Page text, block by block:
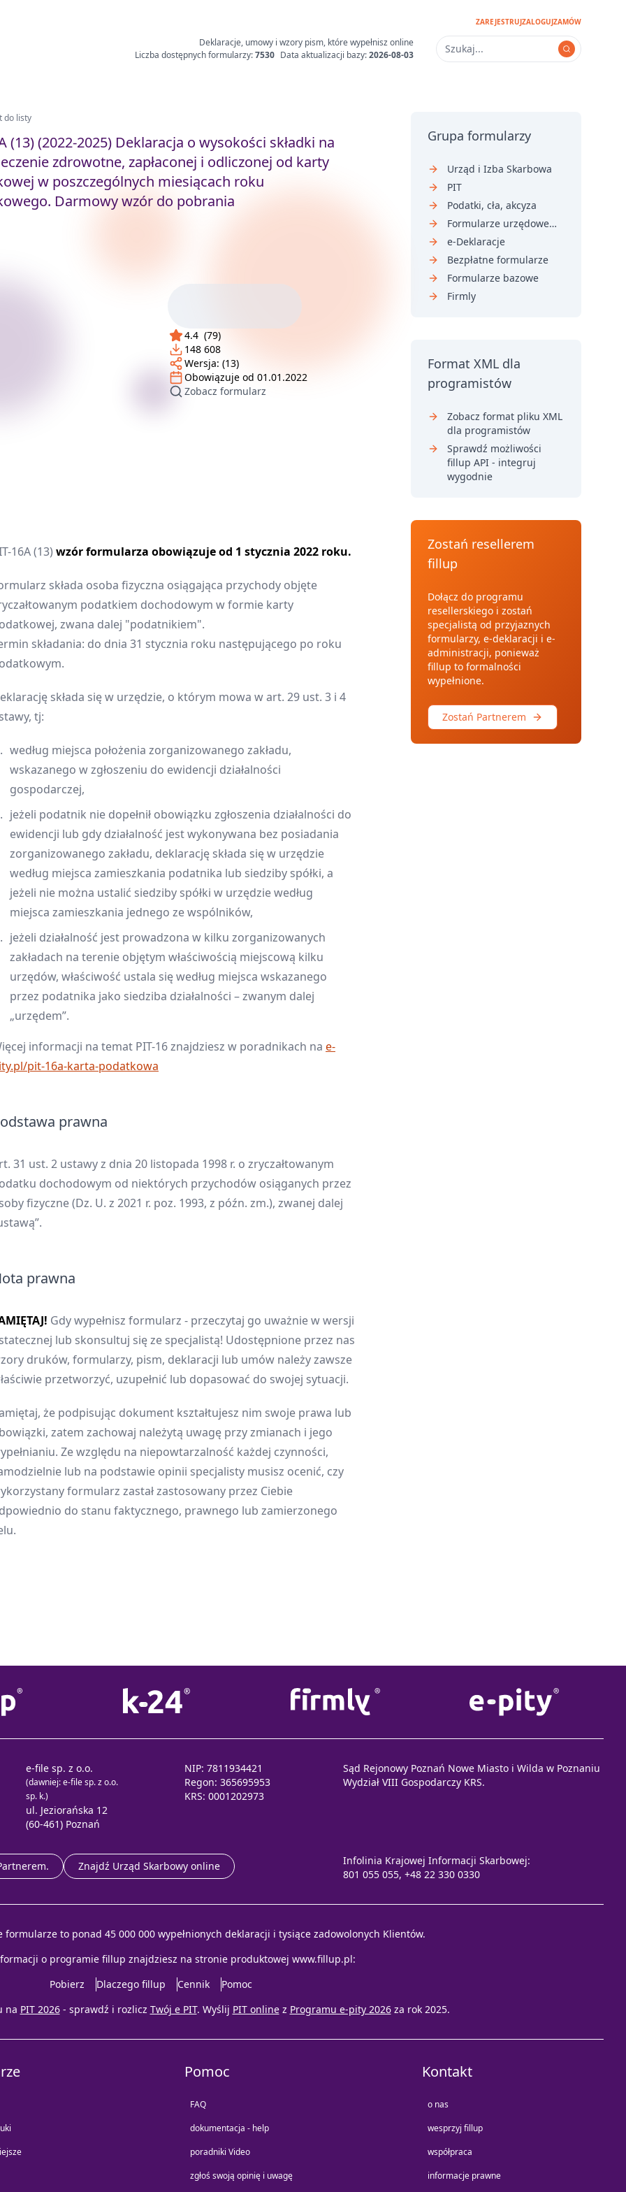
ZAREJESTRUJZALOGUJZAMÓW
Deklaracje, umowy i wzory pism, które wypełnisz online
Liczba dostępnych formularzy:7530 Data aktualizacji bazy:2026-08-03
do listy
(13) (2022-2025) Deklaracja o wysokości składki na
zdrowotne, zapłaconej i odliczonej od karty
w poszczególnych miesiącach roku
Darmowy wzór do pobrania
4.4 (79)
148 608
Wersja: (13)
Obowiązuje od 01.01.2022
Zobacz formularz
16A (13) wzór formularza obowiązuje od 1 stycznia 2022 roku.
składa osoba fizyczna osiągająca przychody objęte
podatkiem dochodowym w formie karty
zwana dalej "podatnikiem".
składania: do dnia 31 stycznia roku następującego po roku
składa się w urzędzie, o którym mowa w art. 29 ust. 3 i 4
tj:
według miejsca położenia zorganizowanego zakładu,
wskazanego w zgłoszeniu do ewidencji działalności
gospodarczej,
jeżeli podatnik nie dopełnił obowiązku zgłoszenia działalności do
ewidencji lub gdy działalność jest wykonywana bez posiadania
zorganizowanego zakładu, deklarację składa się w urzędzie
według miejsca zamieszkania podatnika lub siedziby spółki, a
jeżeli nie można ustalić siedziby spółki w urzędzie według
miejsca zamieszkania jednego ze wspólników,
jeżeli działalność jest prowadzona w kilku zorganizowanych
zakładach na terenie objętym właściwością miejscową kilku
urzędów, właściwość ustala się według miejsca wskazanego
przez podatnika jako siedziba działalności – zwanym dalej
„urzędem”.
informacji na temat PIT-16 znajdziesz w poradnikach na e-
pit-16a-karta-podatkowa
prawna
31 ust. 2 ustawy z dnia 20 listopada 1998 r. o zryczałtowanym
dochodowym od niektórych przychodów osiąganych przez
fizyczne (Dz. U. z 2021 r. poz. 1993, z późn. zm.), zwanej dalej
prawna
Gdy wypełnisz formularz - przeczytaj go uważnie w wersji
lub skonsultuj się ze specjalistą! Udostępnione przez nas
druków, formularzy, pism, deklaracji lub umów należy zawsze
przetworzyć, uzupełnić lub dopasować do swojej sytuacji.
że podpisując dokument kształtujesz nim swoje prawa lub
zatem zachowaj należytą uwagę przy zmianach i jego
Ze względu na niepowtarzalność każdej czynności,
lub na podstawie opinii specjalisty musisz ocenić, czy
formularz zastał zastosowany przez Ciebie
do stanu faktycznego, prawnego lub zamierzonego
Grupa formularzy
Urząd i Izba Skarbowa
PIT
Podatki, cła, akcyza
Formularze urzędowe i sądowe
e-Deklaracje
Bezpłatne formularze
Formularze bazowe
Firmly
Format XML dla
programistów
Zobacz format pliku XML
dla programistów
Sprawdź możliwości
fillup API - integruj
wygodnie
Zostań resellerem
fillup
Dołącz do programu
resellerskiego i zostań
specjalistą od przyjaznych
formularzy, e-deklaracji i e-
administracji, ponieważ
fillup to formalności
wypełnione.
Zostań Partnerem
e-file sp. z o.o.
(dawniej: e-file sp. z o.o.
sp. k.)
ul. Jeziorańska 12
(60-461) Poznań
NIP: 7811934421
Regon: 365695953
KRS: 0001202973
Sąd Rejonowy Poznań Nowe Miasto i Wilda w Poznaniu
Wydział VIII Gospodarczy KRS.
Znajdź Urząd Skarbowy online
Infolinia Krajowej Informacji Skarbowej:
801 055 055, +48 22 330 0330
formularze to ponad 45 000 000 wypełnionych deklaracji i tysiące zadowolonych Klientów.
o programie fillup znajdziesz na stronie produktowej www.fillup.pl:
Pobierz
Dlaczego fillup Cennik
Pomoc
na PIT 2026 - sprawdź i rozlicz Twój e PIT. Wyślij PIT online z Programu e-pity 2026 za rok 2025.
Pomoc
FAQ
dokumentacja - help
poradniki Video
zgłoś swoją opinię i uwagę
Kontakt
o nas
wesprzyj fillup
współpraca
informacje prawne